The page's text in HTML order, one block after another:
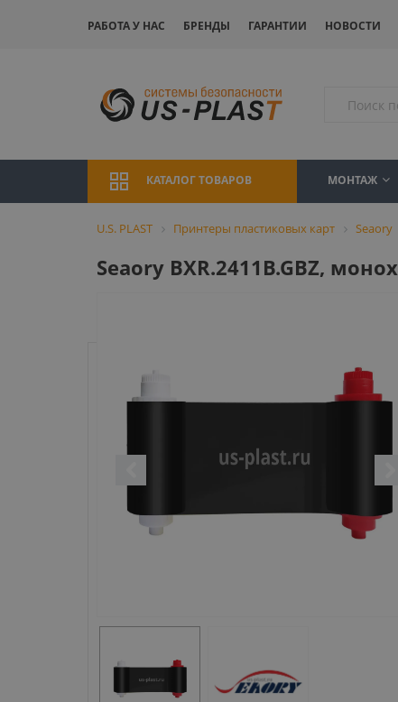
РАБОТА У НАС БРЕНДЫ ГАРАНТИИ НОВОСТИ
КАТАЛОГ ТОВАРОВ МОНТАЖ
U.S. PLAST Принтеры пластиковых карт Seaory
Seaory BXR.2411B.GBZ,